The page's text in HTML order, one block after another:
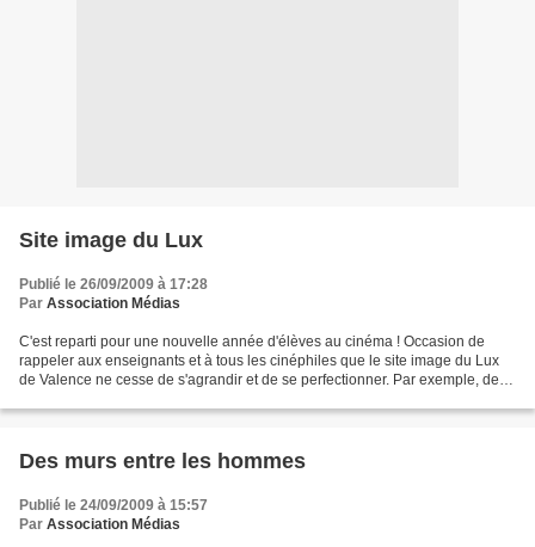
Site image du Lux
Publié le 26/09/2009 à 17:28
Par Association Médias
C'est reparti pour une nouvelle année d'élèves au cinéma ! Occasion de
rappeler aux enseignants et à tous les cinéphiles que le site image du Lux
de Valence ne cesse de s'agrandir et de se perfectionner. Par exemple, des
Des murs entre les hommes
Publié le 24/09/2009 à 15:57
Par Association Médias